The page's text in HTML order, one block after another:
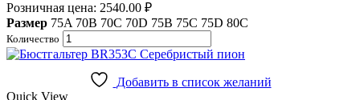
Розничная цена: 2540.00 ₽
Размер 75A 70B 70C 70D 75B 75C 75D 80C
Количество
Добавить в список желаний
Quick View